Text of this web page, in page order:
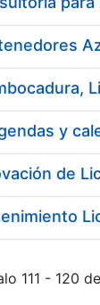
y
de
111 - 120